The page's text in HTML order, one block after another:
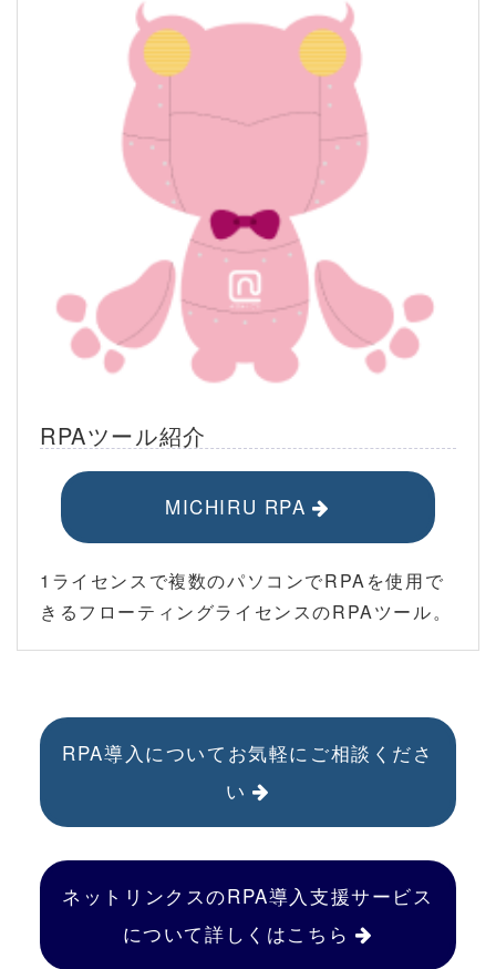
RPAツール紹介
MICHIRU RPA
1ライセンスで複数のパソコンでRPAを使用で
きるフローティングライセンスのRPAツール。
RPA導入についてお気軽にご相談くださ
い
ネットリンクスのRPA導入支援サービス
について詳しくはこちら